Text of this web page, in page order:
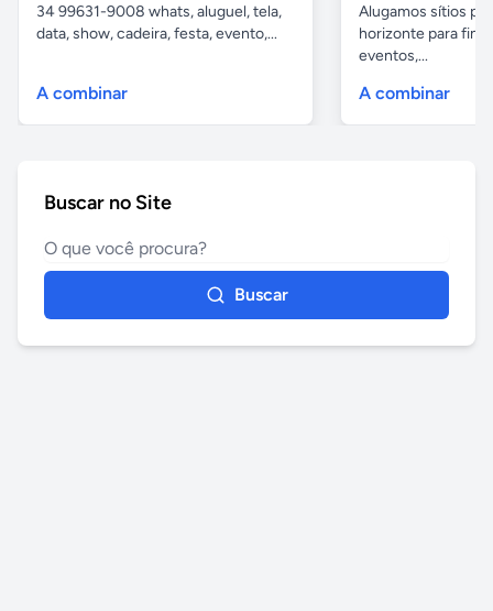
34 99631-9008 whats, aluguel, tela,
data, show, cadeira, festa, evento,...
A combinar
Alugamos sítios
horizonte para
eventos,...
A combinar
Buscar no Site
Buscar